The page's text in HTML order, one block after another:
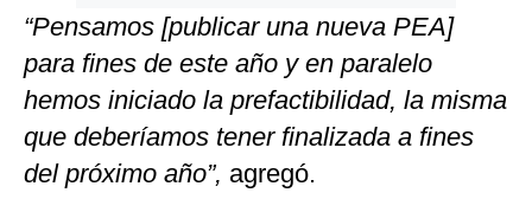
“Pensamos [publicar una nueva PEA]
para fines de este año y en paralelo
hemos iniciado la prefactibilidad, la misma
que deberíamos tener finalizada a fines
del próximo año”, agregó.